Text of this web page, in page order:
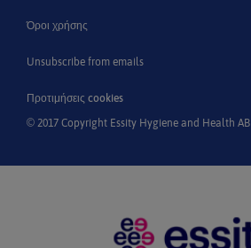
Όροι χρήσης
Unsubscribe from emails
Προτιμήσεις cookies
© 2017 Copyright Essity Hygiene and Health AB